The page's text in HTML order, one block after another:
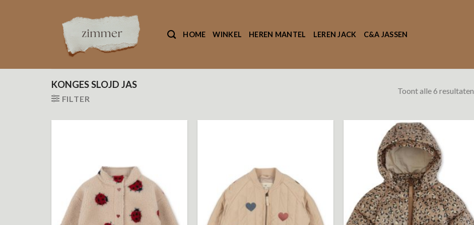
HOME WINKEL HEREN MANTEL LEREN JACK C&A JASSEN
KONGES SLOJD JAS
FILTER
Toont alle 6 resultaten